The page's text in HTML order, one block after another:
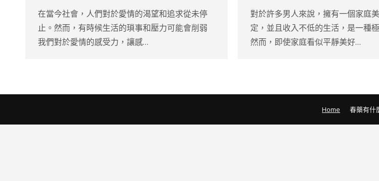
在當今社會，人們對於愛情的渴望和追求從未停
止。然而，有時候生活的瑣事和壓力可能會削弱
我們對於愛情的感受力，讓感…
對於許多男人來說，擁有一個家庭
定，並且收入不低的生活，是一種
然而，即使家庭看似平靜美好…
Home 春藥有什